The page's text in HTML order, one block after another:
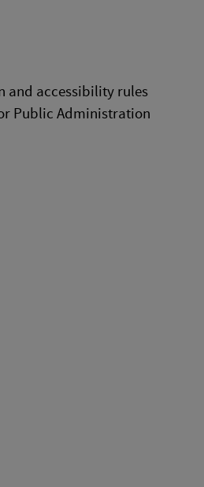
and accessibility rules
Public Administration